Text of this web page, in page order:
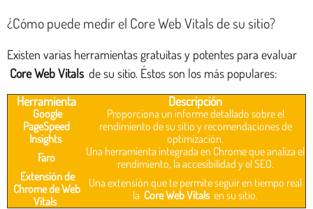
¿Cómo puede medir el Core Web Vitals de su sitio?
Existen varias herramientas gratuitas y potentes para evaluar
Core Web Vitals de su sitio. Éstos son los más populares:
Herramienta
Descripción
Google
PageSpeed
Insights
Proporciona un informe detallado sobre el
rendimiento de su sitio y recomendaciones de
optimización.
Faro
Una herramienta integrada en Chrome que analiza el
rendimiento, la accesibilidad y el SEO.
Extensión de
Chrome de Web
Vitals
Una extensión que te permite seguir en tiempo real
la Core Web Vitals en su sitio.